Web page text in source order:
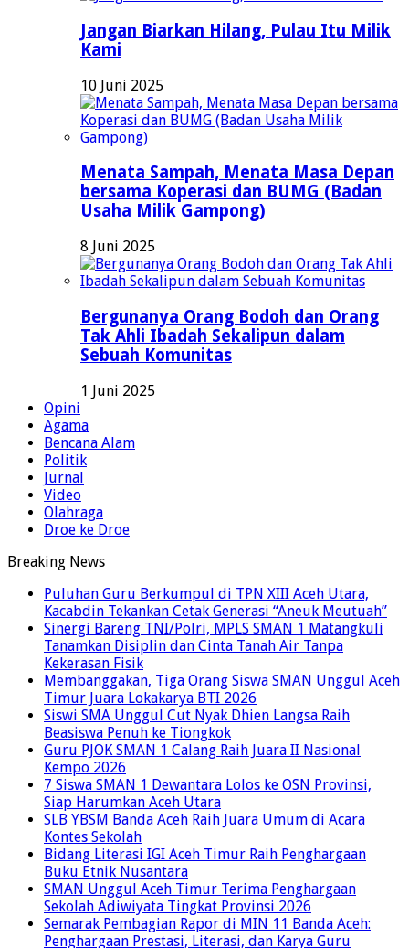
Jangan Biarkan Hilang, Pulau Itu Milik
Kami
10 Juni 2025
Menata Sampah, Menata Masa Depan
bersama Koperasi dan BUMG (Badan
Usaha Milik Gampong)
8 Juni 2025
Bergunanya Orang Bodoh dan Orang
Tak Ahli Ibadah Sekalipun dalam
Sebuah Komunitas
1 Juni 2025
Opini
Agama
Bencana Alam
Politik
Jurnal
Video
Olahraga
Droe ke Droe
Breaking News
Puluhan Guru Berkumpul di TPN XIII Aceh Utara,
Kacabdin Tekankan Cetak Generasi “Aneuk Meutuah”
Sinergi Bareng TNI/Polri, MPLS SMAN 1 Matangkuli
Tanamkan Disiplin dan Cinta Tanah Air Tanpa
Kekerasan Fisik
Membanggakan, Tiga Orang Siswa SMAN Unggul Aceh
Timur Juara Lokakarya BTI 2026
Siswi SMA Unggul Cut Nyak Dhien Langsa Raih
Beasiswa Penuh ke Tiongkok
Guru PJOK SMAN 1 Calang Raih Juara II Nasional
Kempo 2026
7 Siswa SMAN 1 Dewantara Lolos ke OSN Provinsi,
Siap Harumkan Aceh Utara
SLB YBSM Banda Aceh Raih Juara Umum di Acara
Kontes Sekolah
Bidang Literasi IGI Aceh Timur Raih Penghargaan
Buku Etnik Nusantara
SMAN Unggul Aceh Timur Terima Penghargaan
Sekolah Adiwiyata Tingkat Provinsi 2026
Semarak Pembagian Rapor di MIN 11 Banda Aceh:
Penghargaan Prestasi, Literasi, dan Karya Guru